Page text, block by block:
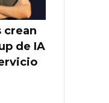
crean
de IA